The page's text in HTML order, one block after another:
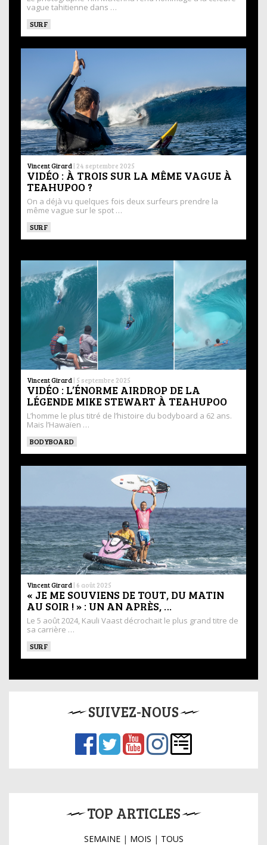
vague tahitienne dans …
SURF
Vincent Girard | 24 septembre 2025
VIDÉO : À TROIS SUR LA MÊME VAGUE À
TEAHUPOO ?
On a déjà vu quelques fois deux surfeurs prendre la
même vague sur le spot …
SURF
Vincent Girard | 5 septembre 2025
VIDÉO : L’ÉNORME AIRDROP DE LA
LÉGENDE MIKE STEWART À TEAHUPOO
L’homme le plus titré de l’histoire du bodyboard a 62 ans.
Mais l’Hawaïen …
BODYBOARD
Vincent Girard | 6 août 2025
« JE ME SOUVIENS DE TOUT, DU MATIN
AU SOIR ! » : UN AN APRÈS, …
Le 5 août 2024, Kauli Vaast décrochait le plus grand titre de
sa carrière …
SURF
SUIVEZ-NOUS
TOP ARTICLES
SEMAINE| MOIS | TOUS